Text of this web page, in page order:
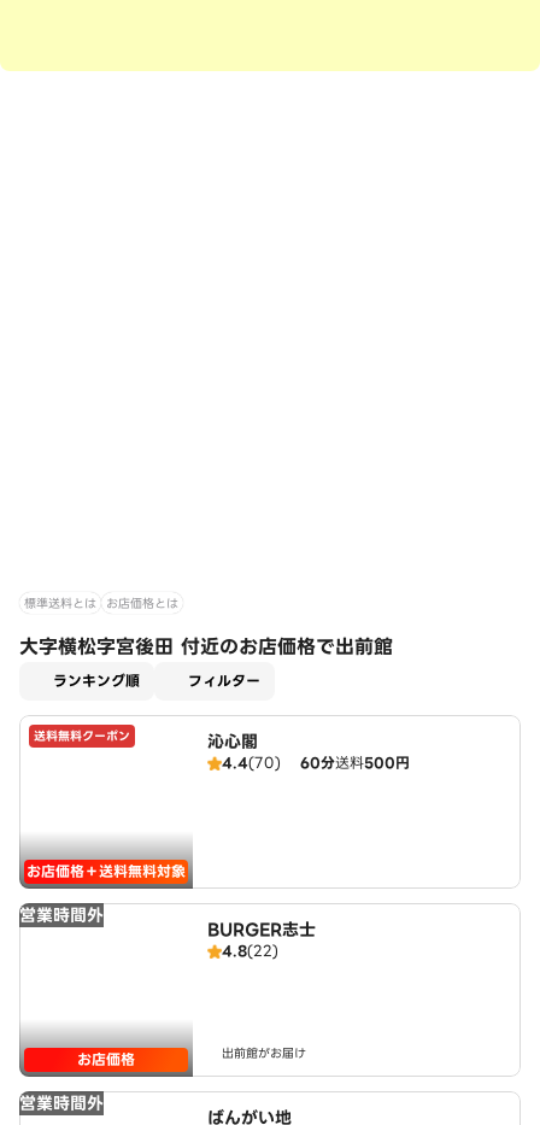
標準送料とは お店価格とは
大字横松字宮後田 付近のお店価格で出前館
ランキング順 フィルター
送料無料クーポン
お店価格＋送料無料対象
沁心閣
4.4(70) 60分送料500円
営業時間外
お店価格
BURGER志士
4.8(22)
出前館がお届け
営業時間外
ばんがい地